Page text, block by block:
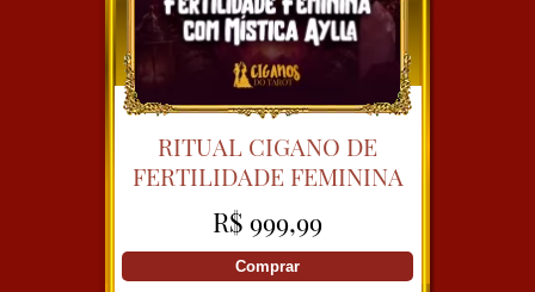
RITUAL CIGANO DE
FERTILIDADE FEMININA
COM MÍSTICA AYLLA
R$ 999,99
Comprar